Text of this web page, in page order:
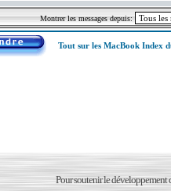
Montrer les messages depuis:
Tout sur les MacBook Index
Pour soutenir le développement